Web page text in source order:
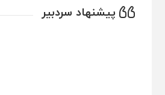
پیشنهاد سردبیر